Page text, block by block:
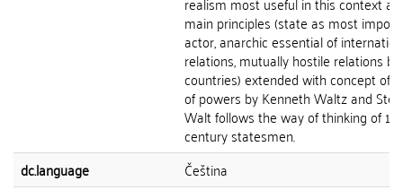
main principles (state as most
actor, anarchic essential of
relations, mutually hostile relations
countries) extended with concept of
of powers by Kenneth Waltz and
Walt follows the way of thinking of
century statesmen.
dc.language
Čeština